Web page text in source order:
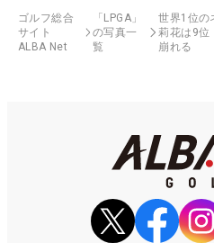
ゴルフ総合
サイト
ALBA Net
「LPGA」
の写真一
覧
世界1位
莉花は9
崩れる